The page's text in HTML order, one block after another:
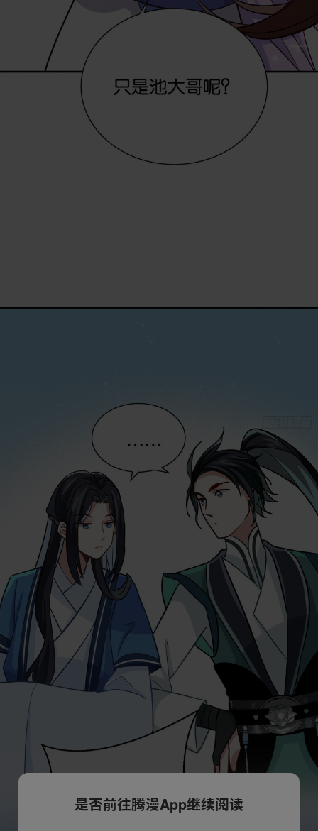
是否前往腾漫App继续阅读